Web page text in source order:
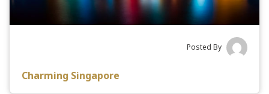
Posted By
Charming Singapore